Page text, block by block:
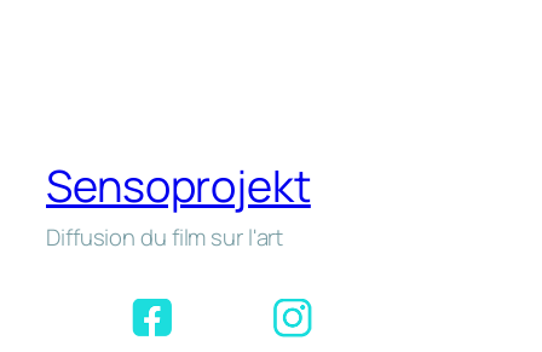
Sensoprojekt
Diffusion du film sur l'art